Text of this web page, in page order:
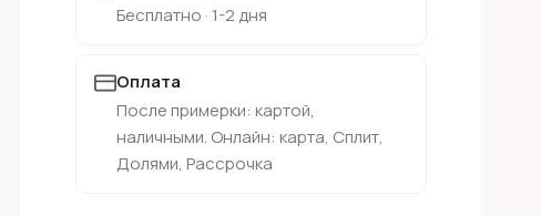
Бесплатно · 1-2 дня
Оплата
После примерки: картой,
наличными. Онлайн: карта, Сплит,
Долями, Рассрочка